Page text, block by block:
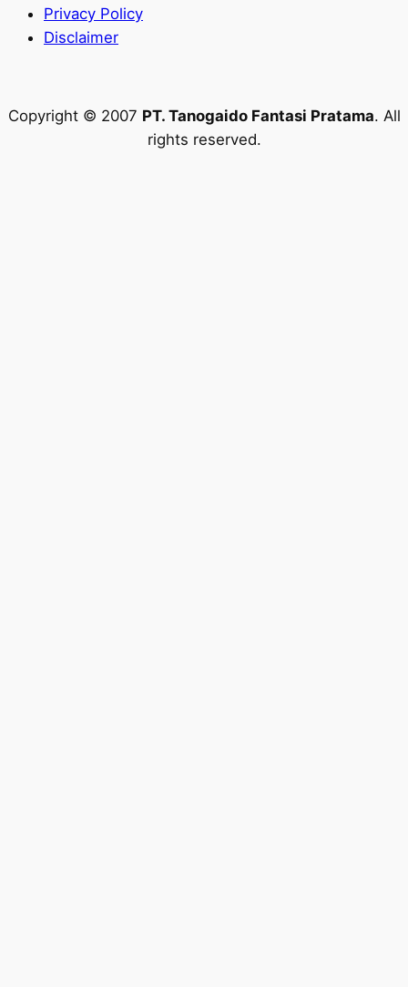
Privacy Policy
Disclaimer
Copyright © 2007 PT. Tanogaido Fantasi Pratama. All
rights reserved.